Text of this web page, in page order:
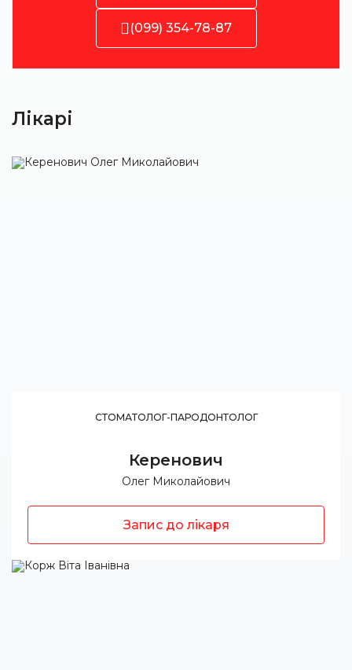
(099) 354-78-87
Лікарі
СТОМАТОЛОГ-ПАРОДОНТОЛОГ
Керенович
Олег Миколайович
Запис до лікаря